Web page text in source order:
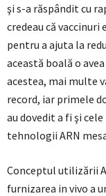
şi s-a răspândit cu
credeau că
pentru a ajuta la
această boală o
acestea, mai multe
record, iar primele
au dovedit a fi şi
tehnologii ARN
Conceptul utilizării
furnizarea in vivo a